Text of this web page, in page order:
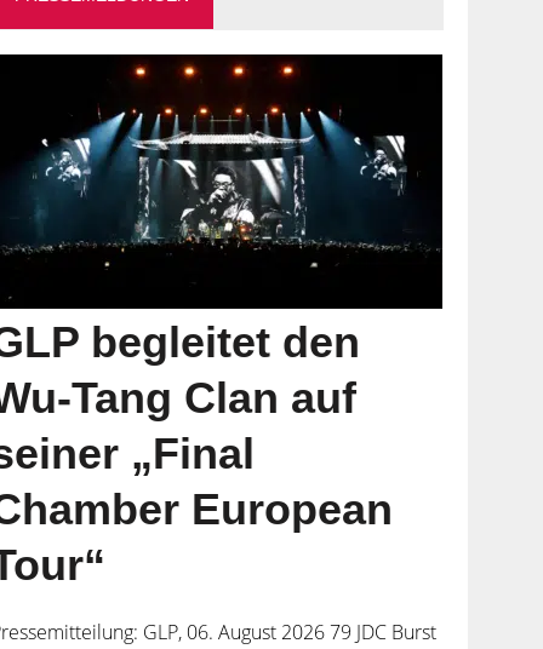
begleitet den
Tang Clan auf
„Final
European
GLP, 06. August 2026 79 JDC Burst